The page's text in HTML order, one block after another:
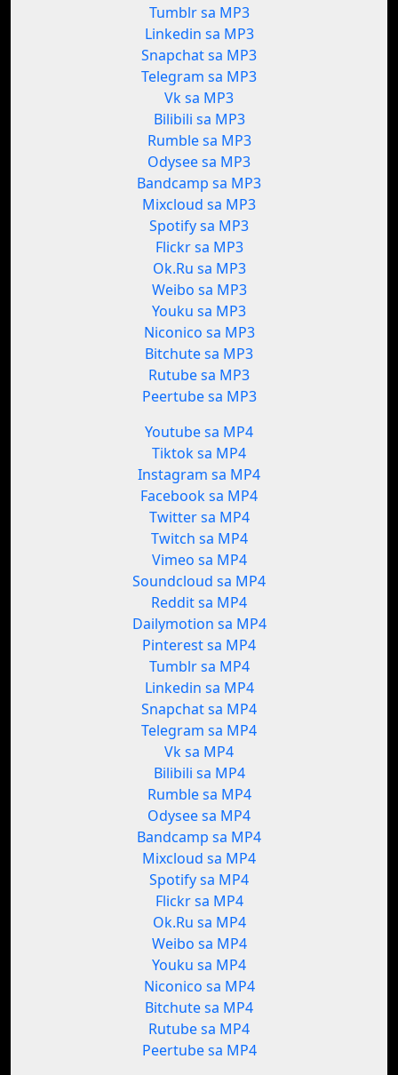
Tumblr sa MP3
Linkedin sa MP3
Snapchat sa MP3
Telegram sa MP3
Vk sa MP3
Bilibili sa MP3
Rumble sa MP3
Odysee sa MP3
Bandcamp sa MP3
Mixcloud sa MP3
Spotify sa MP3
Flickr sa MP3
Ok.Ru sa MP3
Weibo sa MP3
Youku sa MP3
Niconico sa MP3
Bitchute sa MP3
Rutube sa MP3
Peertube sa MP3
Youtube sa MP4
Tiktok sa MP4
Instagram sa MP4
Facebook sa MP4
Twitter sa MP4
Twitch sa MP4
Vimeo sa MP4
Soundcloud sa MP4
Reddit sa MP4
Dailymotion sa MP4
Pinterest sa MP4
Tumblr sa MP4
Linkedin sa MP4
Snapchat sa MP4
Telegram sa MP4
Vk sa MP4
Bilibili sa MP4
Rumble sa MP4
Odysee sa MP4
Bandcamp sa MP4
Mixcloud sa MP4
Spotify sa MP4
Flickr sa MP4
Ok.Ru sa MP4
Weibo sa MP4
Youku sa MP4
Niconico sa MP4
Bitchute sa MP4
Rutube sa MP4
Peertube sa MP4